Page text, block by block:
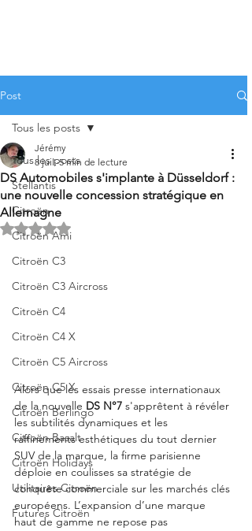
Post
Tous les posts
Stellantis
Citroën
Citroën Ami
Citroën C3
Citroën C3 Aircross
Citroën C4
Citroën C4 X
Citroën C5 Aircross
Citroën C5 X
Citroën Berlingo
Citroën Basalt
Citroën Holidays
Utilitaires Citroën
Futures Citroën
Tous les posts
DS Automobiles s'implante à Düsseldorf :
une nouvelle concession stratégique en
Allemagne
Jérémy
8 juil. 5 min de lecture
Noté NaN étoiles sur 5.
Alors que les essais presse internationaux
de la nouvelle DS N°7 s'apprêtent à révéler
les subtilités dynamiques et les
raffinements esthétiques du tout dernier
SUV de la marque, la firme parisienne
déploie en coulisses sa stratégie de
conquête commerciale sur les marchés clés
européens. L’expansion d’une marque
haut de gamme ne repose pas